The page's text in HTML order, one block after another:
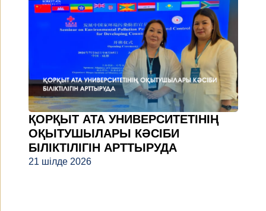
ҚОРҚЫТ АТА УНИВЕРСИТЕТІНІҢ
ОҚЫТУШЫЛАРЫ КӘСІБИ
БІЛІКТІЛІГІН АРТТЫРУДА
21 шілде 2026